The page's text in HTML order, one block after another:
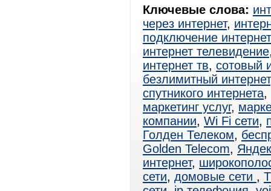
Ключевые слова:
через интернет,
подключение
интернет телевидение
интернет тв, сотовый
безлимитный интернет
спутникого интернета,
маркетинг услуг,
компании, Wi Fi сети,
Голден Телеком,
Golden Telecom,
интернет,
сети, домовые сети ,